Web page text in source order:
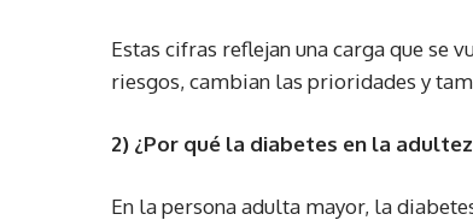
Estas cifras reflejan una carga que se
riesgos, cambian las prioridades y
2) ¿Por qué la diabetes en la
En la persona adulta mayor, la